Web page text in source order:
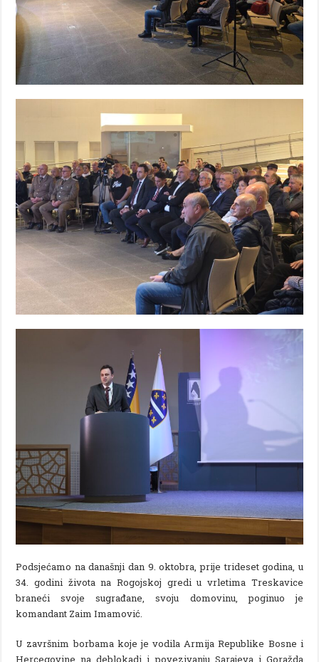
Podsjećamo na današnji dan 9. oktobra, prije trideset godina, u
34. godini života na Rogojskoj gredi u vrletima Treskavice
braneći svoje sugrađane, svoju domovinu, poginuo je
komandant Zaim Imamović.
U završnim borbama koje je vodila Armija Republike Bosne i
Hercegovine na deblokadi i povezivanju Sarajeva i Goražda